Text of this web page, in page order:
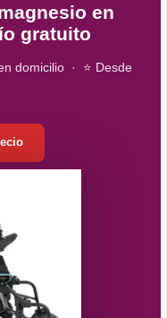
en
gratuito
domicilio · ⭐ Desde